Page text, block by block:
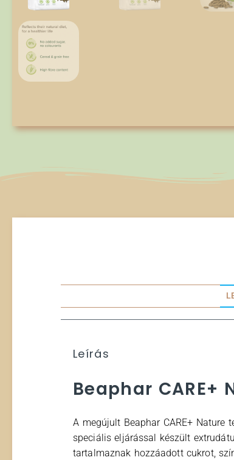
Leírás
Beaphar
A megújult Beaphar CARE+ Nature
speciális eljárással készült
tartalmaznak hozzáadott cukrot,